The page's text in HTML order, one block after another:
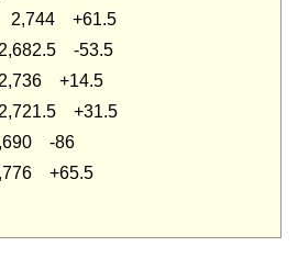
+61.5
-53.5
+14.5
+31.5
-86
+65.5